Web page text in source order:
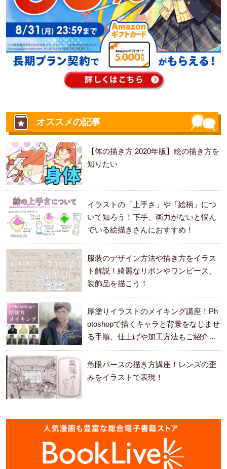
オススメの記事
【体の描き方 2020年版】絵の描き方を
知りたい
イラストの「上手さ」や「絵柄」につ
いて知ろう！下手、画力がないと悩ん
でいる絵描きさんにおすすめ！
服装のデザイン方法や描き方をイラス
ト解説！綺麗なリボンやワンピース、
装飾品を描こう！
厚塗りイラストのメイキング講座！Ph
otoshopで描くキャラと背景をなじませ
る手順、仕上げや加工方法もご紹介し
ます。
魚眼パースの描き方講座！レンズの歪
みをイラストで表現！